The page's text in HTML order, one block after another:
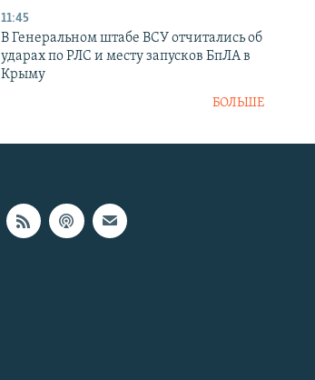
11:45
В Генеральном штабе ВСУ отчитались об
ударах по РЛС и месту запусков БпЛА в
Крыму
БОЛЬШЕ